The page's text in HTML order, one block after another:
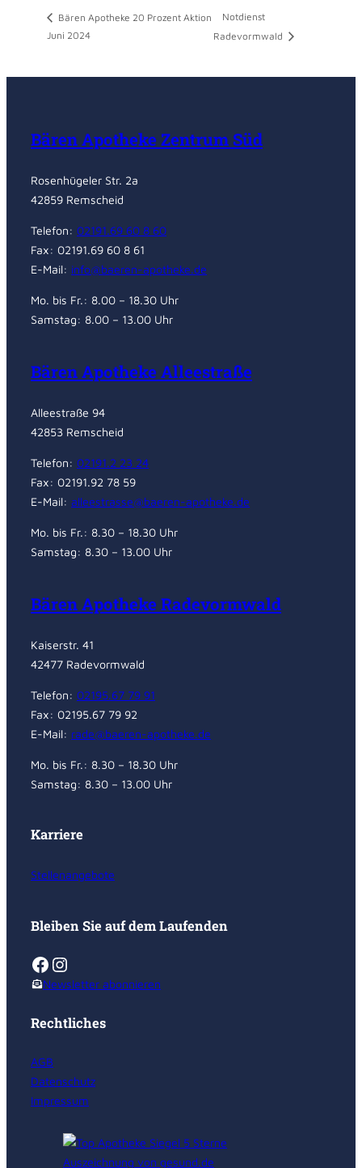
Bären Apotheke 20 Prozent Aktion
Juni 2024
Notdienst
Radevormwald
Bären Apotheke Zentrum Süd
Rosenhügeler Str. 2a
42859 Remscheid
Telefon: 02191.69 60 8 60
Fax: 02191.69 60 8 61
E-Mail: info@baeren-apotheke.de
Mo. bis Fr.: 8.00 – 18.30 Uhr
Samstag: 8.00 – 13.00 Uhr
Bären Apotheke Alleestraße
Alleestraße 94
42853 Remscheid
Telefon: 02191.2 23 24
Fax: 02191.92 78 59
E-Mail: alleestrasse@baeren-apotheke.de
Mo. bis Fr.: 8.30 – 18.30 Uhr
Samstag: 8.30 – 13.00 Uhr
Bären Apotheke Radevormwald
Kaiserstr. 41
42477 Radevormwald
Telefon: 02195.67 79 91
Fax: 02195.67 79 92
E-Mail: rade@baeren-apotheke.de
Mo. bis Fr.: 8.30 – 18.30 Uhr
Samstag: 8.30 – 13.00 Uhr
Karriere
Stellenangebote
Bleiben Sie auf dem Laufenden
Facebook
Instagram
Newsletter abonnieren
Rechtliches
AGB
Datenschutz
Impressum